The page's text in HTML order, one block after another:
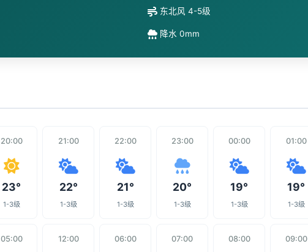
东北风 4-5级
降水 0mm
20:00
23°
1-3级
21:00
22°
1-3级
22:00
21°
1-3级
23:00
20°
1-3级
00:00
19°
1-3级
01:00
19°
1-3级
05:00 12:00 06:00 07:00 08:00 09:00